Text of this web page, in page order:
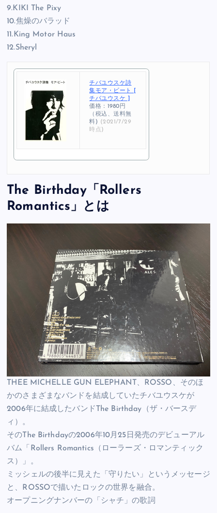
9.KIKI The Pixy
10.焦燥のバラッド
11.King Motor Haus
12.Sheryl
チバユウスケ詩
集モア・ビート [
チバユウスケ ]
価格：1980円
（税込、送料無
料) (2021/7/29
時点)
The Birthday「Rollers
Romantics」とは
THEE MICHELLE GUN ELEPHANT、ROSSO、そのほ
かのさまざまなバンドを結成していたチバユウスケが
2006年に結成したバンドThe Birthday（ザ・バースデ
ィ）。
そのThe Birthdayの2006年10月25日発売のデビューアル
バム「Rollers Romantics（ローラーズ・ロマンティック
ス）」。
ミッシェルの後半に見えた「守りたい」というメッセージ
と、ROSSOで描いたロックの世界を融合。
オープニングナンバーの「シャチ」の歌詞